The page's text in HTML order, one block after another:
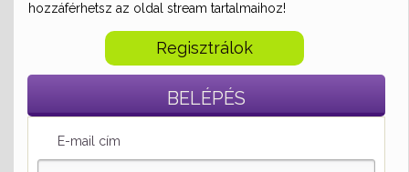
hozzáférhetsz az oldal stream tartalmaihoz!
Regisztrálok
BELÉPÉS
E-mail cím